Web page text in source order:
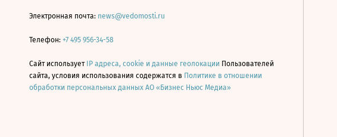
Электронная почта: news@vedomosti.ru
Телефон: +7 495 956-34-58
Сайт использует IP адреса, cookie и данные геолокации Пользователей
сайта, условия использования содержатся в Политике в отношении
обработки персональных данных АО «Бизнес Ньюс Медиа»